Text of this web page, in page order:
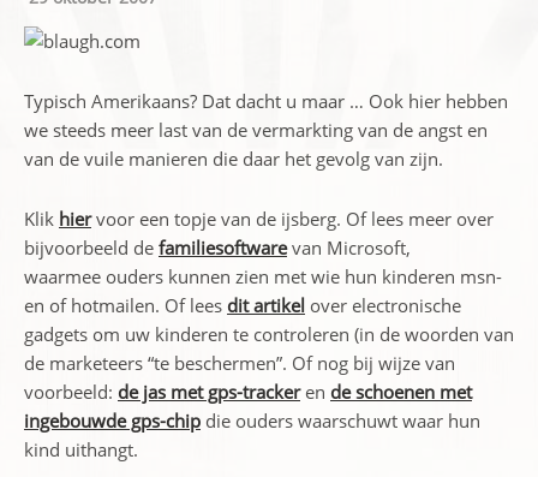
Typisch Amerikaans? Dat dacht u maar … Ook hier hebben
we steeds meer last van de vermarkting van de angst en
van de vuile manieren die daar het gevolg van zijn.
Klik hiervoor een topje van de ijsberg. Of lees meer over
bijvoorbeeld de familiesoftwarevan Microsoft,
waarmee ouders kunnen zien met wie hun kinderen msn-
en of hotmailen. Of lees dit artikel over electronische
gadgets om uw kinderen te controleren (in de woorden van
de marketeers “te beschermen”. Of nog bij wijze van
voorbeeld: de jas met gps-trackeren de schoenen met
ingebouwde gps-chip die ouders waarschuwt waar hun
kind uithangt.